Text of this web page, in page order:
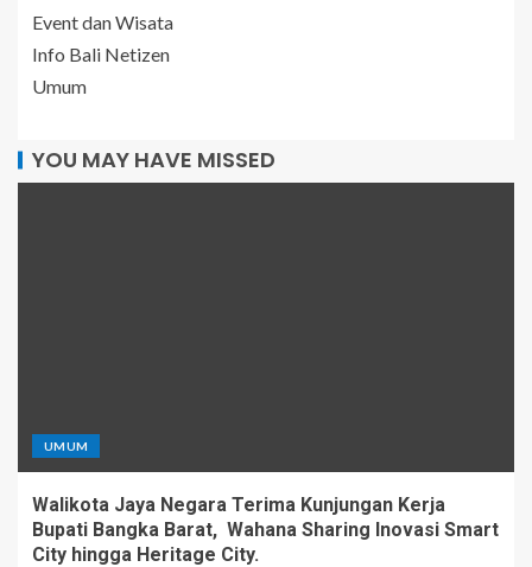
Event dan Wisata
Info Bali Netizen
Umum
YOU MAY HAVE MISSED
UMUM
Walikota Jaya Negara Terima Kunjungan Kerja
Bupati Bangka Barat, Wahana Sharing Inovasi Smart
City hingga Heritage City.